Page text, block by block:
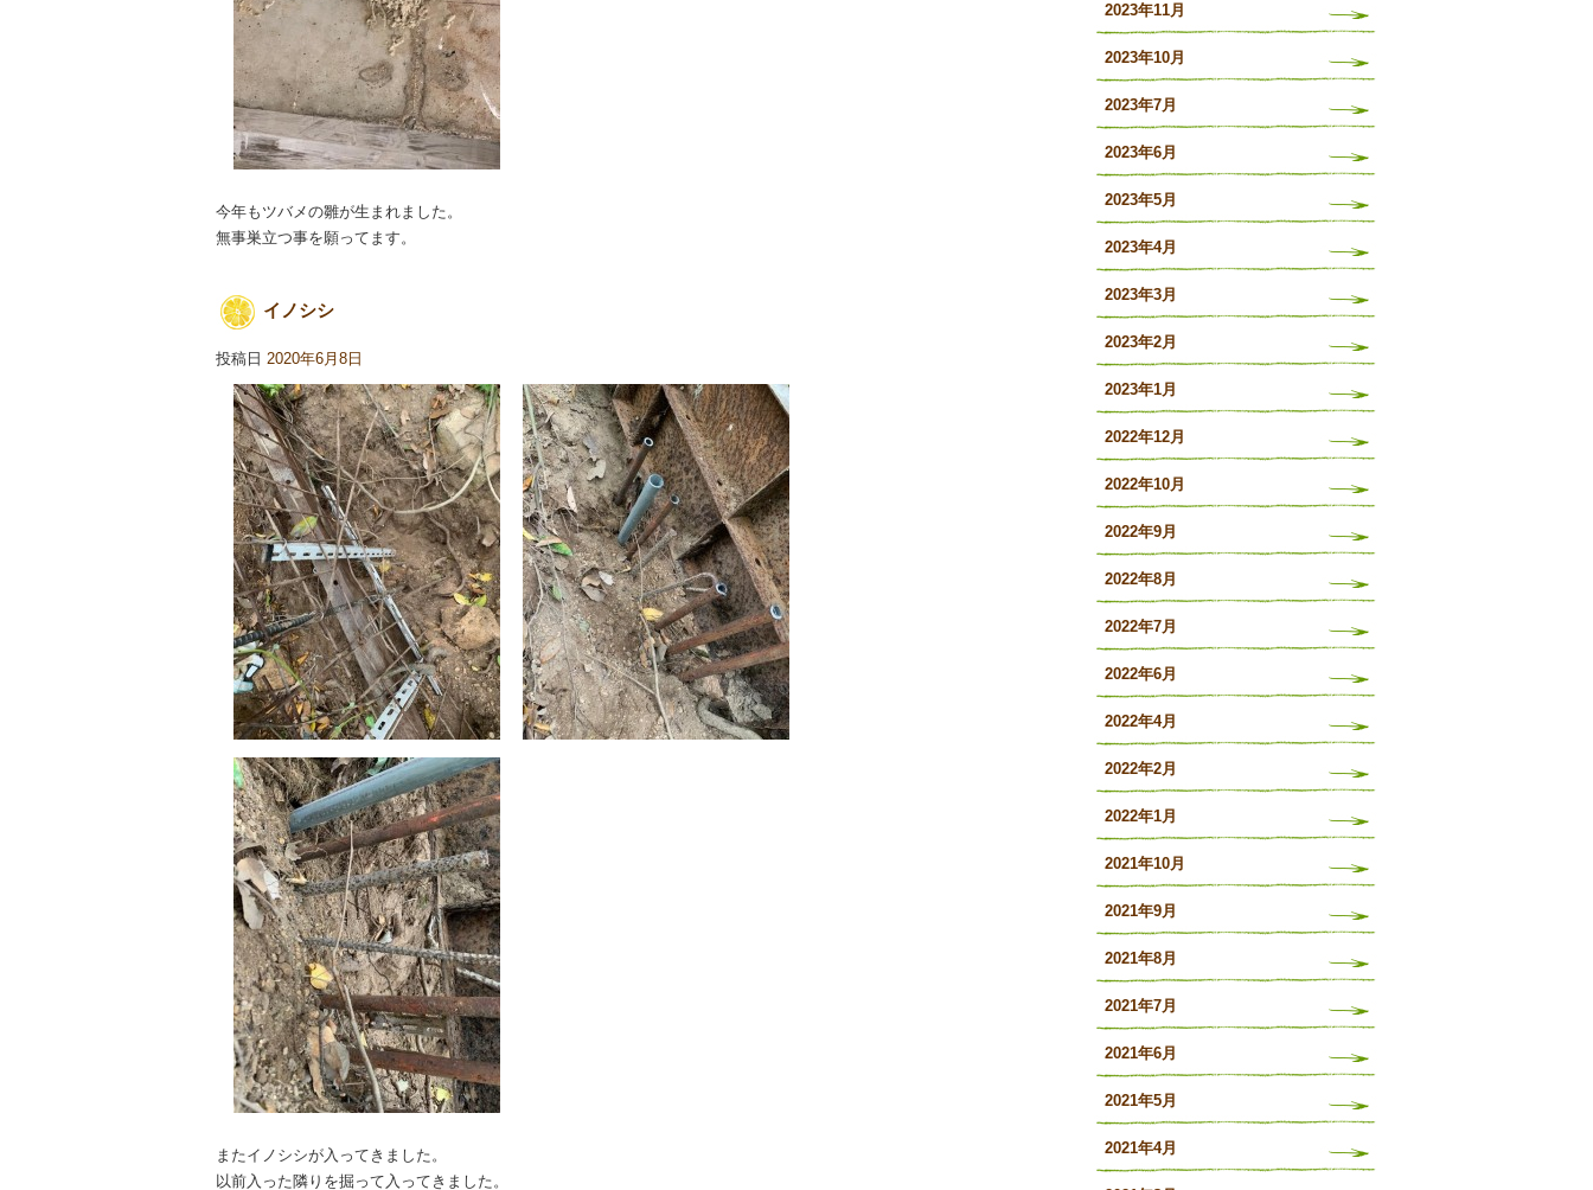
今年もツバメの雛が生まれました。
無事巣立つ事を願ってます。
イノシシ
投稿日 2020年6月8日
またイノシシが入ってきました。
以前入った隣りを掘って入ってきました。
2023年11月
2023年10月
2023年7月
2023年6月
2023年5月
2023年4月
2023年3月
2023年2月
2023年1月
2022年12月
2022年10月
2022年9月
2022年8月
2022年7月
2022年6月
2022年4月
2022年2月
2022年1月
2021年10月
2021年9月
2021年8月
2021年7月
2021年6月
2021年5月
2021年4月